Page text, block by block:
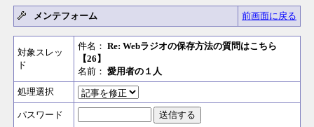
メンテフォーム 前画面に戻る
対象スレッ
ド
件名： Re: Webラジオの保存方法の質問はこちら
【26】
名前： 愛用者の１人
処理選択
パスワード